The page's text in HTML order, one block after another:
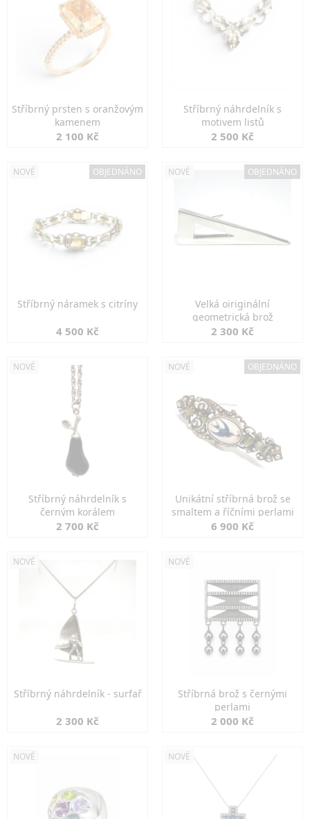
Stříbrný prsten s oranžovým
kamenem
2 100 Kč
Stříbrný náhrdelník s
motivem listů
2 500 Kč
NOVÉ OBJEDNÁNO
Stříbrný náramek s citríny
4 500 Kč
NOVÉ OBJEDNÁNO
Velká oiriginální
geometrická brož
2 300 Kč
NOVÉ
Stříbrný náhrdelník s
černým korálem
2 700 Kč
NOVÉ OBJEDNÁNO
Unikátní stříbrná brož se
smaltem a říčními perlami
6 900 Kč
NOVÉ
Stříbrný náhrdelník - surfař
2 300 Kč
NOVÉ
Stříbrná brož s černými
perlami
2 000 Kč
NOVÉ NOVÉ